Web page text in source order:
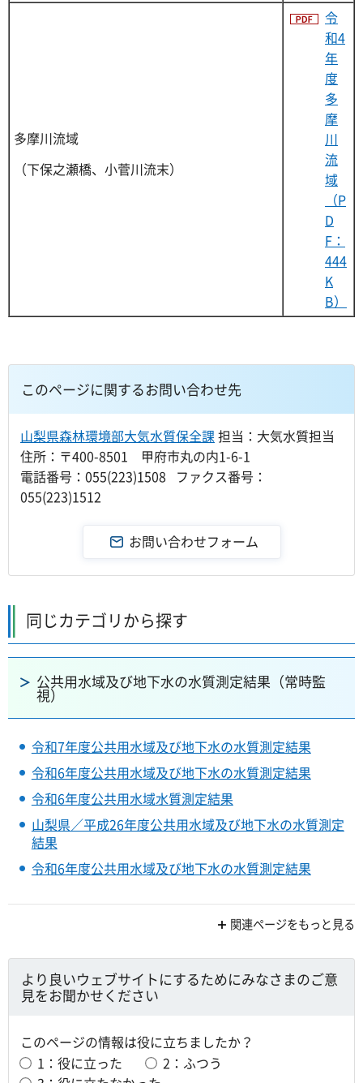
多摩川流域
（下保之瀬橋、小菅川流末）
令
和4
年
度
多
摩
川
流
域
（P
D
F：
444
K
B）
このページに関するお問い合わせ先
山梨県森林環境部大気水質保全課 担当：大気水質担当
住所：〒400-8501 甲府市丸の内1-6-1
電話番号：055(223)1508 ファクス番号：
055(223)1512
同じカテゴリから探す
公共用水域及び地下水の水質測定結果（常時監
視）
令和7年度公共用水域及び地下水の水質測定結果
令和6年度公共用水域及び地下水の水質測定結果
令和6年度公共用水域水質測定結果
山梨県／平成26年度公共用水域及び地下水の水質測定
結果
令和6年度公共用水域及び地下水の水質測定結果
関連ページをもっと見る
より良いウェブサイトにするためにみなさまのご意
見をお聞かせください
このページの情報は役に立ちましたか？
1：役に立った
2：ふつう